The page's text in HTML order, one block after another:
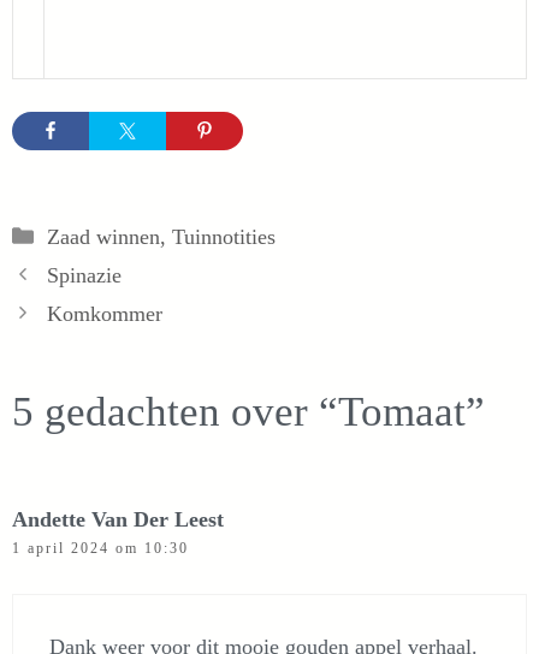
Categorieën
Zaad winnen, Tuinnotities
Spinazie
Komkommer
5 gedachten over “Tomaat”
Andette Van Der Leest
1 april 2024 om 10:30
Dank weer voor dit mooie gouden appel verhaal.